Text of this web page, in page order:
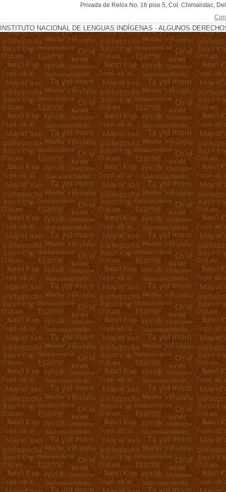
Privada de Relox No. 16 piso 5, Col. Chimalistac,
INSTITUTO NACIONAL DE LENGUAS INDÍGENAS - ALGUNOS